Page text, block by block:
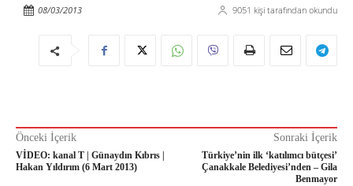
9051 kişi tarafından okundu
08/03/2013
Önceki İçerik
VİDEO: kanal T | Günaydın Kıbrıs |
Hakan Yıldırım (6 Mart 2013)
Sonraki İçerik
Türkiye’nin ilk ‘katılımcı bütçesi’
Çanakkale Belediyesi’nden – Gila
Benmayor